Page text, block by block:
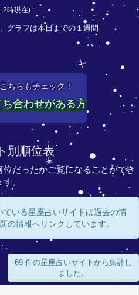
2時現在)
グラフは本日までの１週間
ちらもチェック！
合わせがある方
別順位表
だったかご覧になることができ
す。
いる星座占いサイトは過去の情
の情報へリンクしています。
69 件の星座占いサイトから集計し
ました。